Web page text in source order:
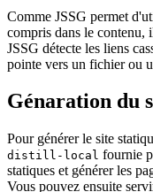
Comme JSSG permet
compris dans le contenu,
JSSG détecte les liens
pointe vers un fichier ou
Génaration du
Pour générer le site
distill-local fournie
statiques et générer les
Vous pouvez ensuite